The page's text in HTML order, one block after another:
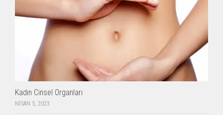
Kadın Cinsel Organları
NISAN 5, 2023